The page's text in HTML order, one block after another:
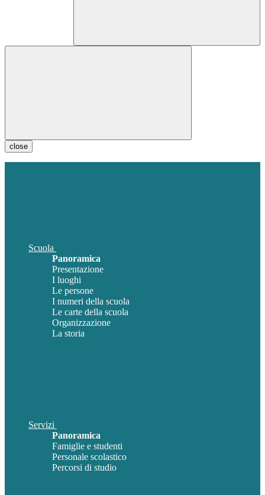
close
Scuola
Panoramica
Presentazione
I luoghi
Le persone
I numeri della scuola
Le carte della scuola
Organizzazione
La storia
Servizi
Panoramica
Famiglie e studenti
Personale scolastico
Percorsi di studio